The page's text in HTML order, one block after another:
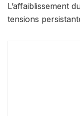
L’affaiblissement
tensions